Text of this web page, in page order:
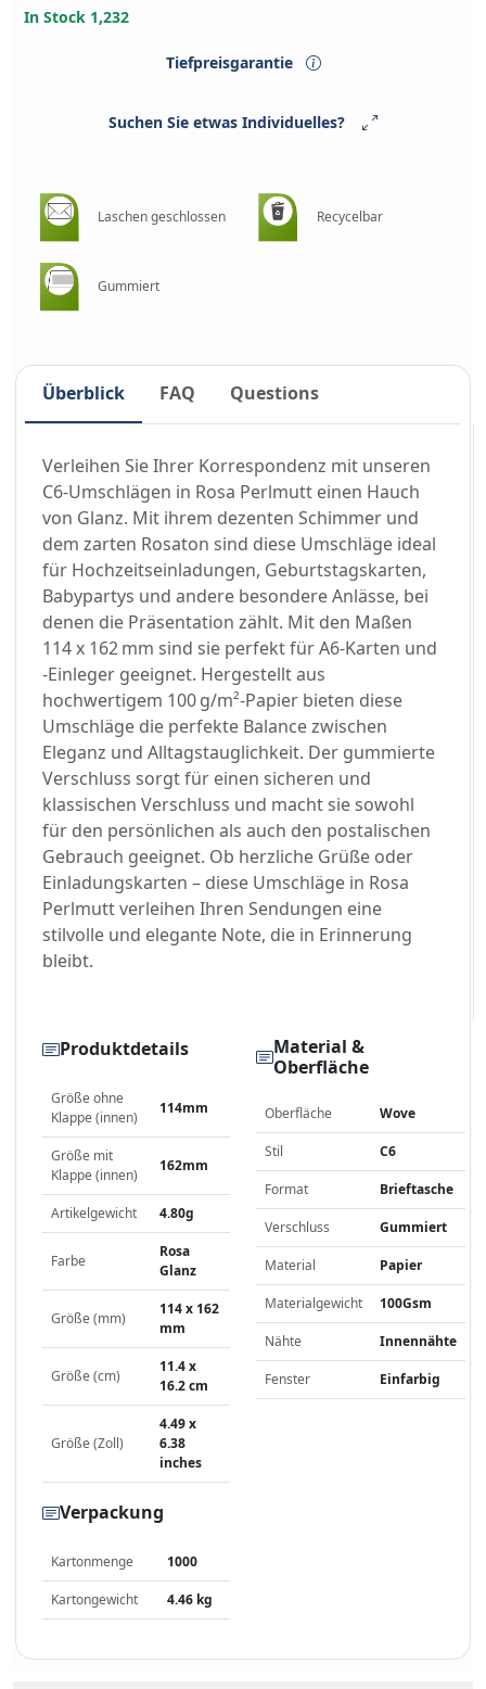
In Stock 1,232
Tiefpreisgarantie
Suchen Sie etwas Individuelles?
Laschen geschlossen Recycelbar
Gummiert
Überblick FAQ Questions
Verleihen Sie Ihrer Korrespondenz mit unseren
C6-Umschlägen in Rosa Perlmutt einen Hauch
von Glanz. Mit ihrem dezenten Schimmer und
dem zarten Rosaton sind diese Umschläge ideal
für Hochzeitseinladungen, Geburtstagskarten,
Babypartys und andere besondere Anlässe, bei
denen die Präsentation zählt. Mit den Maßen
114 x 162 mm sind sie perfekt für A6-Karten und
-Einleger geeignet. Hergestellt aus
hochwertigem 100 g/m²-Papier bieten diese
Umschläge die perfekte Balance zwischen
Eleganz und Alltagstauglichkeit. Der gummierte
Verschluss sorgt für einen sicheren und
klassischen Verschluss und macht sie sowohl
für den persönlichen als auch den postalischen
Gebrauch geeignet. Ob herzliche Grüße oder
Einladungskarten – diese Umschläge in Rosa
Perlmutt verleihen Ihren Sendungen eine
stilvolle und elegante Note, die in Erinnerung
bleibt.
Produktdetails
Größe ohne
Klappe (innen)
114mm
Größe mit
Klappe (innen)
162mm
Artikelgewicht 4.80g
Farbe
Rosa
Glanz
Größe (mm)
114 x 162
mm
Größe (cm)
11.4 x
16.2 cm
Größe (Zoll)
4.49 x
6.38
inches
Material &
Oberfläche
Oberfläche Wove
Stil C6
Format Brieftasche
Verschluss Gummiert
Material Papier
Materialgewicht 100Gsm
Nähte Innennähte
Fenster Einfarbig
Verpackung
Kartonmenge 1000
Kartongewicht 4.46 kg